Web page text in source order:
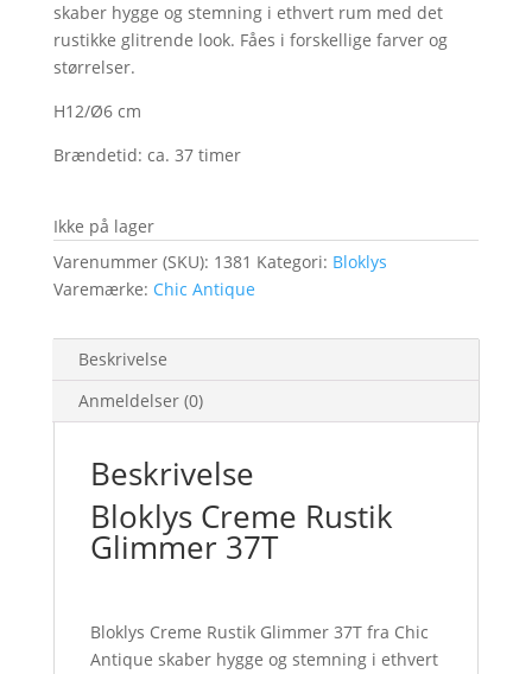
skaber hygge og stemning i ethvert rum med det
rustikke glitrende look. Fåes i forskellige farver og
størrelser.
H12/Ø6 cm
Brændetid: ca. 37 timer
Ikke på lager
Varenummer (SKU): 1381 Kategori: Bloklys
Varemærke: Chic Antique
Beskrivelse
Anmeldelser (0)
Beskrivelse
Bloklys Creme Rustik
Glimmer 37T
Bloklys Creme Rustik Glimmer 37T fra Chic
Antique skaber hygge og stemning i ethvert